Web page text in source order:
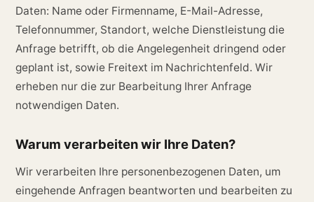
Daten: Name oder Firmenname, E-Mail-Adresse,
Telefonnummer, Standort, welche Dienstleistung die
Anfrage betrifft, ob die Angelegenheit dringend oder
geplant ist, sowie Freitext im Nachrichtenfeld. Wir
erheben nur die zur Bearbeitung Ihrer Anfrage
notwendigen Daten.
Warum verarbeiten wir Ihre Daten?
Wir verarbeiten Ihre personenbezogenen Daten, um
eingehende Anfragen beantworten und bearbeiten zu